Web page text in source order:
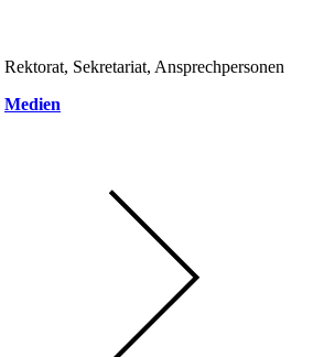
Rektorat, Sekretariat, Ansprechpersonen
Medien